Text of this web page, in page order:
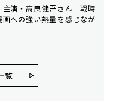
主演・高良健吾さん 戦時
への強い熱量を感じなが
覧